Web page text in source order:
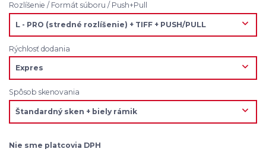
Rozlíšenie / Formát súboru / Push+Pull
Rýchlosť dodania
Spôsob skenovania
Nie sme platcovia DPH